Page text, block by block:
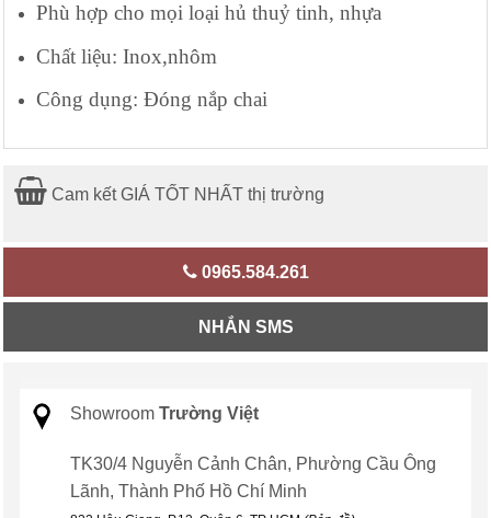
Phù hợp cho mọi loại hủ thuỷ tinh, nhựa
Chất liệu: Inox,nhôm
Công dụng: Đóng nắp chai
Cam kết GIÁ TỐT NHẤT thị trường
0965.584.261
NHẮN SMS
Showroom Trường Việt
TK30/4 Nguyễn Cảnh Chân, Phường Cầu Ông
Lãnh, Thành Phố Hồ Chí Minh